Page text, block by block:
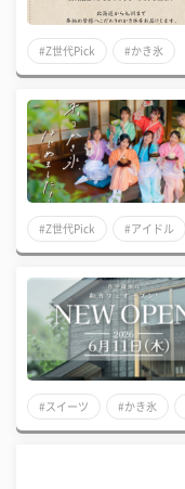
#Z世代Pick #かき氷
#Z世代Pick #アイドル
#スイーツ #かき氷